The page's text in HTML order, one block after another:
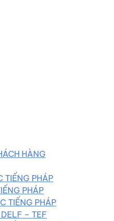
HÀNG
TIẾNG PHÁP
PHÁP
TIẾNG PHÁP
– TEF